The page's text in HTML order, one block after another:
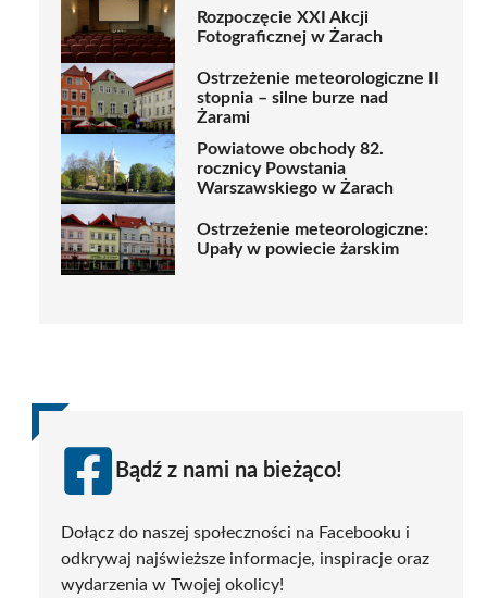
Rozpoczęcie XXI Akcji
Fotograficznej w Żarach
Ostrzeżenie meteorologiczne II
stopnia – silne burze nad
Żarami
Powiatowe obchody 82.
rocznicy Powstania
Warszawskiego w Żarach
Ostrzeżenie meteorologiczne:
Upały w powiecie żarskim
Bądź z nami na bieżąco!
Dołącz do naszej społeczności na Facebooku i
odkrywaj najświeższe informacje, inspiracje oraz
wydarzenia w Twojej okolicy!